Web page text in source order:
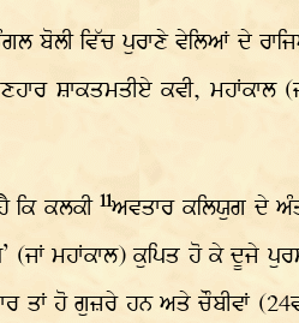
ਬੋਲੀ ਵਿੱਚ ਪੁਰਾਣੇ ਵੇਲਿਆਂ ਦੇ
ਸ਼ਾਕਤਮਤੀਏ ਕਵੀ, ਮਹਾਂਕਾਲ
ਕਿ ਕਲਕੀ11ਅਵਤਾਰ ਕਲਿਯੁਗ ਦੇ
ਮਹਾਂਕਾਲ) ਕੁਪਿਤ ਹੋ ਕੇ ਦੂਜੇ
ਤਾਂ ਹੋ ਗੁਜ਼ਰੇ ਹਨ ਅਤੇ ਚੌਬੀਵਾਂ